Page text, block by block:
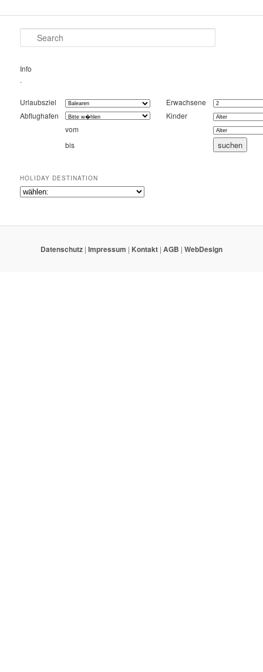
Search
Info
.
Urlaubsziel
Erwachsene
Abflughafen
Kinder
vom
bis
HOLIDAY DESTINATION
Datenschutz | Impressum | Kontakt | AGB | WebDesign